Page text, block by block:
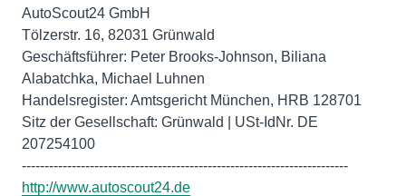
AutoScout24 GmbH
Tölzerstr. 16, 82031 Grünwald
Geschäftsführer: Peter Brooks-Johnson, Biliana
Alabatchka, Michael Luhnen
Handelsregister: Amtsgericht München, HRB 128701
Sitz der Gesellschaft: Grünwald | USt-IdNr. DE
207254100
http://www.autoscout24.de